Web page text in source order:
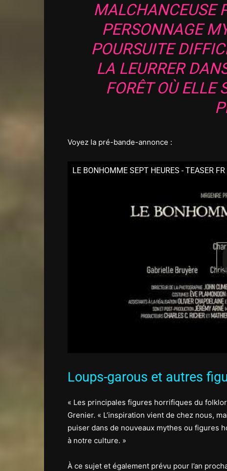
MALCHANCEUSE
PERSONNAGE
POURSUITE
LA LEURRER
FORÊT OÙ ELLE
Voyez la pré-bande-annonce :
LE BONHOMME SEPT HEURES - TEASER FR
Loups-garous et autres
« Les principales figures horrifiques du
Grenier. « L’inspiration vient de chez nous,
puiser dans de nouveaux mythes ou figures
à notre culture. »
À ce sujet et également prévu pour l’an